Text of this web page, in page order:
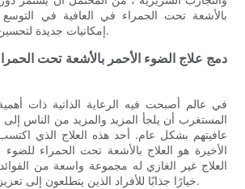
بالأشعة تحت الحمراء في العافية في التوسع
إمكانيات جديدة لتحسين الصحة ونوعية الحياة.
دمج علاج الضوء الأحمر بالأشعة تحت
في عالم أصبحت فيه الرعاية الذاتية ذات
المستغرب أن يلجأ المزيد والمزيد من الناس
عافيتهم بشكل عام. أحد هذه العلاج الذي
الأخيرة هو العلاج بالأشعة تحت الحمراء
العلاج غير الغازي له مجموعة واسعة من
خيارًا جذابًا للأفراد الذين يتطلعون إلى تعزيز روتين الرعاية الذاتية.